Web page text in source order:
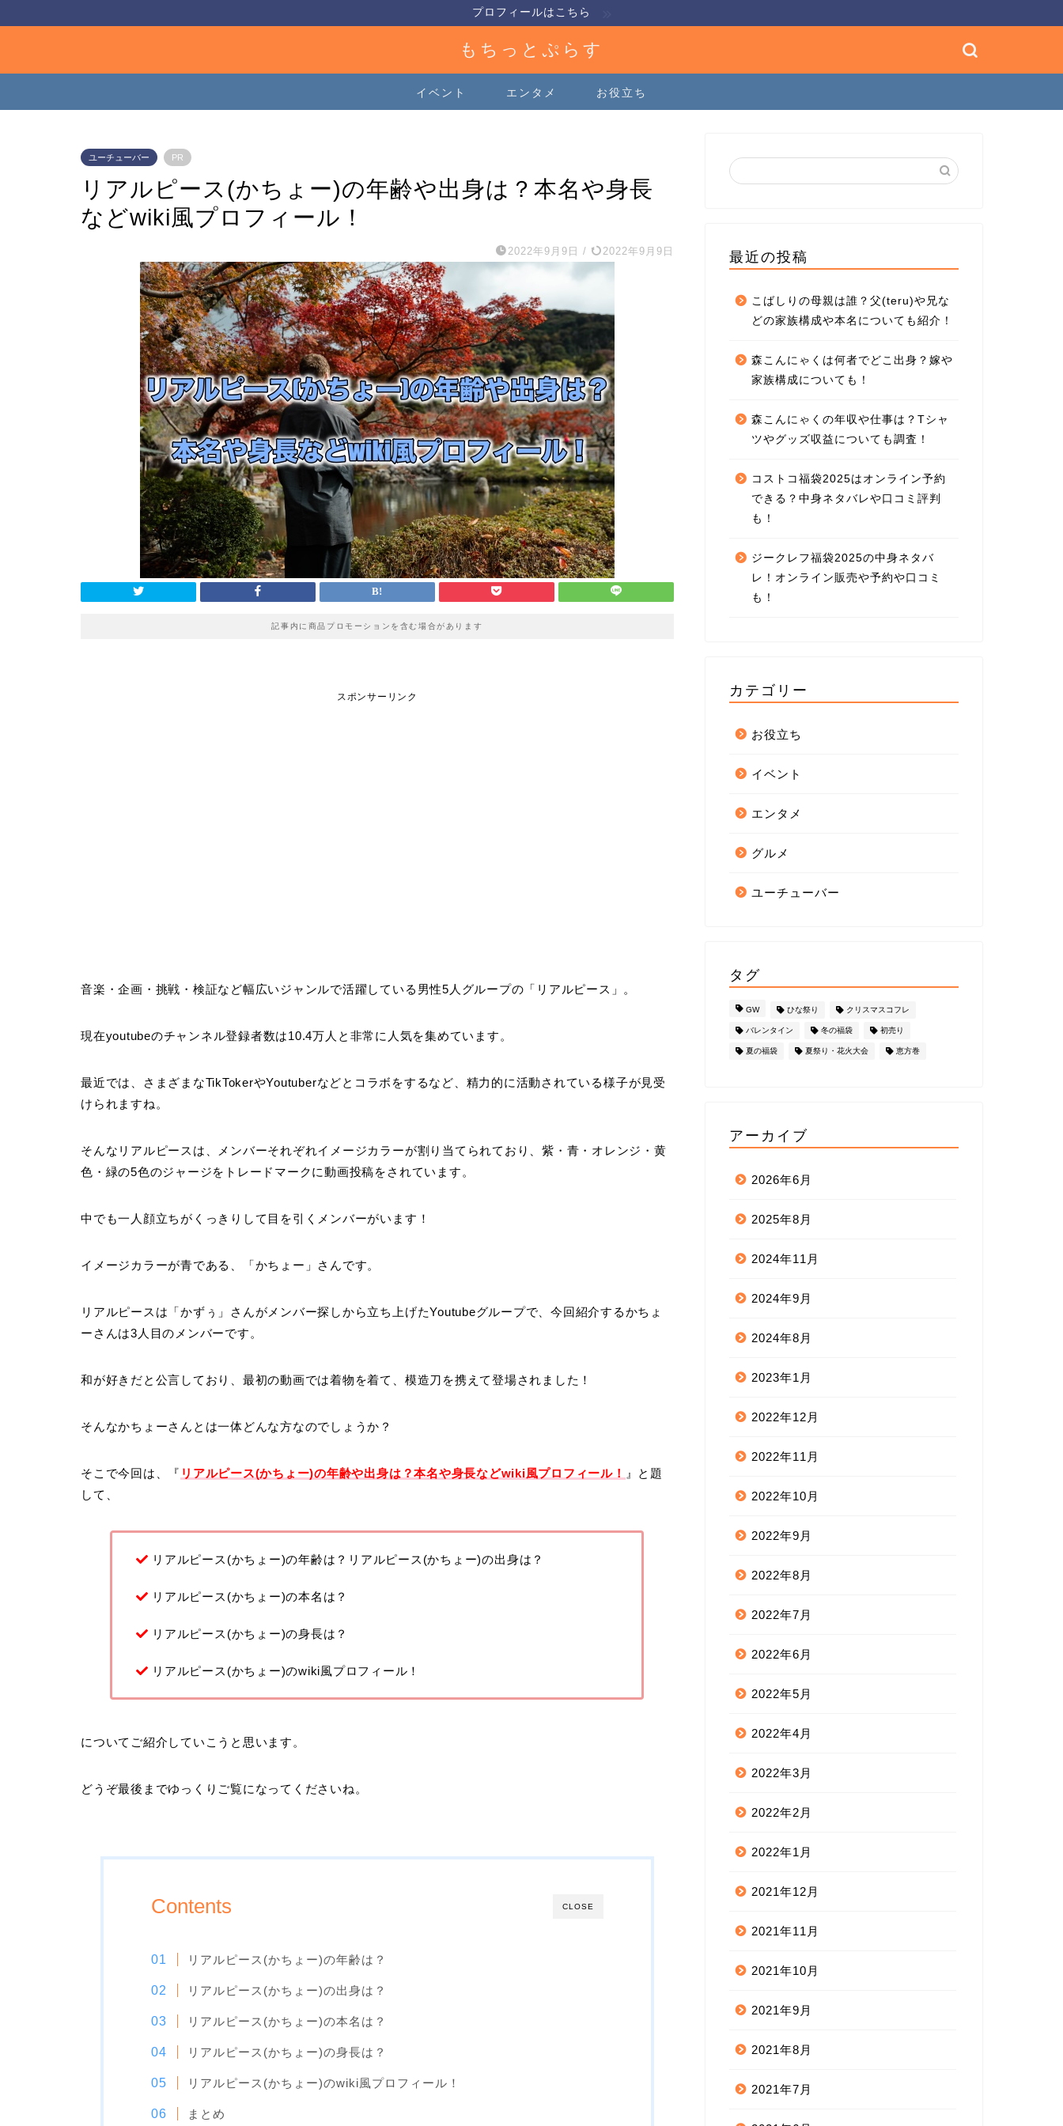
プロフィールはこちら
もちっとぷらす
イベント エンタメ お役立ち
ユーチューバー PR
リアルピース(かちょー)の年齢や出身は？本名や身長
などwiki風プロフィール！
2022年9月9日 / 2022年9月9日
記事内に商品プロモーションを含む場合があります
スポンサーリンク
音楽・企画・挑戦・検証など幅広いジャンルで活躍している男性5人グループの「リアルピース」。
現在youtubeのチャンネル登録者数は10.4万人と非常に人気を集めています。
最近では、さまざまなTikTokerやYoutuberなどとコラボをするなど、精力的に活動されている様子が見受
けられますね。
そんなリアルピースは、メンバーそれぞれイメージカラーが割り当てられており、紫・青・オレンジ・黄
色・緑の5色のジャージをトレードマークに動画投稿をされています。
中でも一人顔立ちがくっきりして目を引くメンバーがいます！
イメージカラーが青である、「かちょー」さんです。
リアルピースは「かずぅ」さんがメンバー探しから立ち上げたYoutubeグループで、今回紹介するかちょ
ーさんは3人目のメンバーです。
和が好きだと公言しており、最初の動画では着物を着て、模造刀を携えて登場されました！
そんなかちょーさんとは一体どんな方なのでしょうか？
そこで今回は、『 リアルピース(かちょー)の年齢や出身は？本名や身長などwiki風プロフィール！
』と題
して、
リアルピース(かちょー)の年齢は？リアルピース(かちょー)の出身は？
リアルピース(かちょー)の本名は？
リアルピース(かちょー)の身長は？
リアルピース(かちょー)のwiki風プロフィール！
についてご紹介していこうと思います。
どうぞ最後までゆっくりご覧になってくださいね。
CLOSE
Contents
リアルピース(かちょー)の年齢は？
リアルピース(かちょー)の出身は？
リアルピース(かちょー)の本名は？
リアルピース(かちょー)の身長は？
リアルピース(かちょー)のwiki風プロフィール！
まとめ
最近の投稿
こばしりの母親は誰？父(teru)や兄な
どの家族構成や本名についても紹介！
森こんにゃくは何者でどこ出身？嫁や
家族構成についても！
森こんにゃくの年収や仕事は？Tシャ
ツやグッズ収益についても調査！
コストコ福袋2025はオンライン予約
できる？中身ネタバレや口コミ評判
も！
ジークレフ福袋2025の中身ネタバ
レ！オンライン販売や予約や口コミ
も！
カテゴリー
お役立ち
イベント
エンタメ
グルメ
ユーチューバー
タグ
GW ひな祭り クリスマスコフレ
バレンタイン 冬の福袋 初売り
夏の福袋 夏祭り・花火大会 恵方巻
アーカイブ
2026年6月
2025年8月
2024年11月
2024年9月
2024年8月
2023年1月
2022年12月
2022年11月
2022年10月
2022年9月
2022年8月
2022年7月
2022年6月
2022年5月
2022年4月
2022年3月
2022年2月
2022年1月
2021年12月
2021年11月
2021年10月
2021年9月
2021年8月
2021年7月